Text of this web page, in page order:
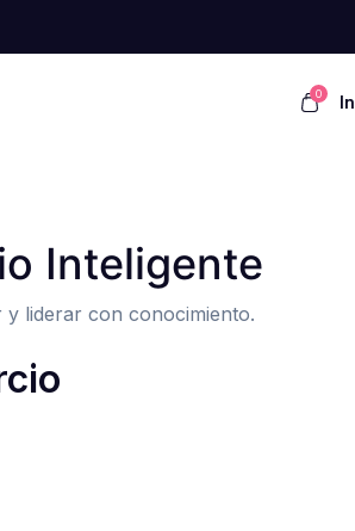
0
Inteligente
liderar con conocimiento.